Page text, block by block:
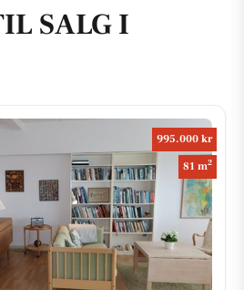
SALG I
995.000 kr
81 m2